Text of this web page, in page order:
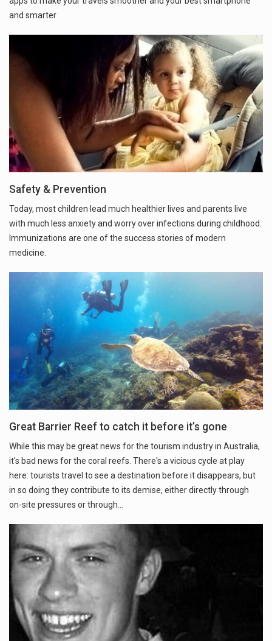
and smarter
Safety & Prevention
Today, most children lead much healthier lives and parents live
with much less anxiety and worry over infections during childhood.
Immunizations are one of the success stories of modern
medicine.
Great Barrier Reef to catch it before it’s gone
While this may be great news for the tourism industry in Australia,
it's bad news for the coral reefs. There's a vicious cycle at play
here: tourists travel to see a destination before it disappears, but
in so doing they contribute to its demise, either directly through
on-site pressures or through…